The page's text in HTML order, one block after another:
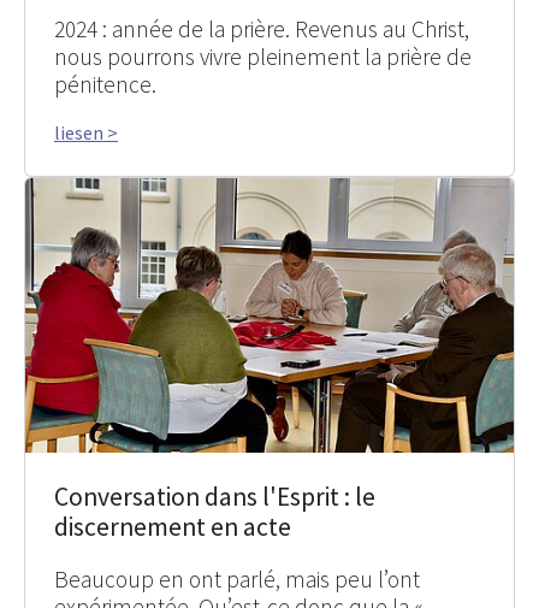
2024 : année de la prière. Revenus au Christ,
nous pourrons vivre pleinement la prière de
pénitence.
liesen >
Conversation dans l'Esprit : le
discernement en acte
Beaucoup en ont parlé, mais peu l’ont